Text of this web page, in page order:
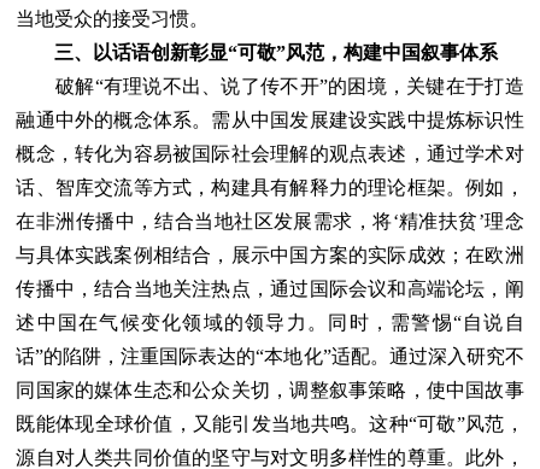
当地受众的接受习惯。
三、以话语创新彰显“可敬”风范，构建中国叙事体系
破解“有理说不出、说了传不开”的困境，关键在于打造
融通中外的概念体系。需从中国发展建设实践中提炼标识性
概念，转化为容易被国际社会理解的观点表述，通过学术对
话、智库交流等方式，构建具有解释力的理论框架。例如，
在非洲传播中，结合当地社区发展需求，将‘精准扶贫’理念
与具体实践案例相结合，展示中国方案的实际成效；在欧洲
传播中，结合当地关注热点，通过国际会议和高端论坛，阐
述中国在气候变化领域的领导力。同时，需警惕“自说自
话”的陷阱，注重国际表达的“本地化”适配。通过深入研究不
同国家的媒体生态和公众关切，调整叙事策略，使中国故事
既能体现全球价值，又能引发当地共鸣。这种“可敬”风范，
源自对人类共同价值的坚守与对文明多样性的尊重。此外，